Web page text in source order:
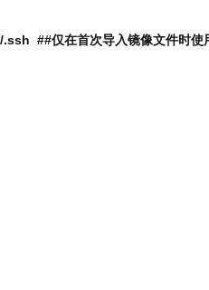
##仅在首次导入镜像文件时使